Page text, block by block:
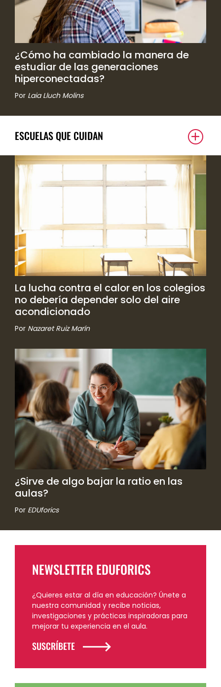
¿Cómo ha cambiado la manera de
estudiar de las generaciones
hiperconectadas?
Por Laia Lluch Molins
ESCUELAS QUE CUIDAN
La lucha contra el calor en los colegios
no debería depender solo del aire
acondicionado
Por Nazaret Ruiz Marín
¿Sirve de algo bajar la ratio en las
aulas?
Por EDUforics
NEWSLETTER EDUFORICS
¿Quieres estar al día en educación? Únete a
nuestra comunidad y recibe noticias,
investigaciones y prácticas inspiradoras para
mejorar tu experiencia en el aula.
SUSCRÍBETE